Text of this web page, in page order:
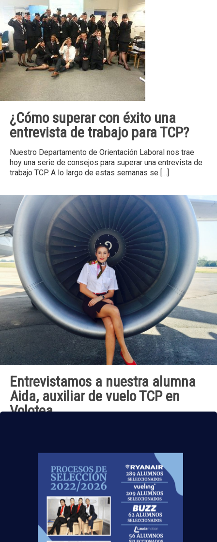
¿Cómo superar con éxito una
entrevista de trabajo para TCP?
Nuestro Departamento de Orientación Laboral nos trae
hoy una serie de consejos para superar una entrevista de
trabajo TCP. A lo largo de estas semanas se […]
Entrevistamos a nuestra alumna
Aida, auxiliar de vuelo TCP en
Volotea
¿En qué países has estado[…]